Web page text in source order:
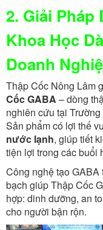
2. Giải
Khoa Học
Doanh
Thập Cốc Nông Lâm
Cốc GABA – dòng
nghiên cứu tại
Sản phẩm có lợi thế
nước lạnh, giúp tiết
tiện lợi trong các buổi
Công nghệ tạo
bạch giúp Thập Cốc
hợp: dinh dưỡng, an
cho người bận rộn.